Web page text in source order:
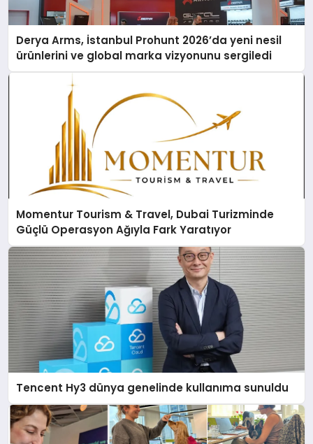
Derya Arms, İstanbul Prohunt 2026’da yeni nesil
ürünlerini ve global marka vizyonunu sergiledi
Momentur Tourism & Travel, Dubai Turizminde
Güçlü Operasyon Ağıyla Fark Yaratıyor
Tencent Hy3 dünya genelinde kullanıma sunuldu